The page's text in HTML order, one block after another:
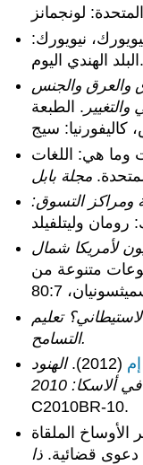
نيويورك:
البلد الهندي اليوم.
والعرق والجنس
. الطبعة
وما هي: اللغات
مجلة بابل
ومراكز التسوق:
لأمريكا شمال
متنوعة من
تعليم
التسامح.
(2012).
الهنود
2010
C2010BR-10.
تثير الأوساخ الملقاة
دعوى قضائية. ذا